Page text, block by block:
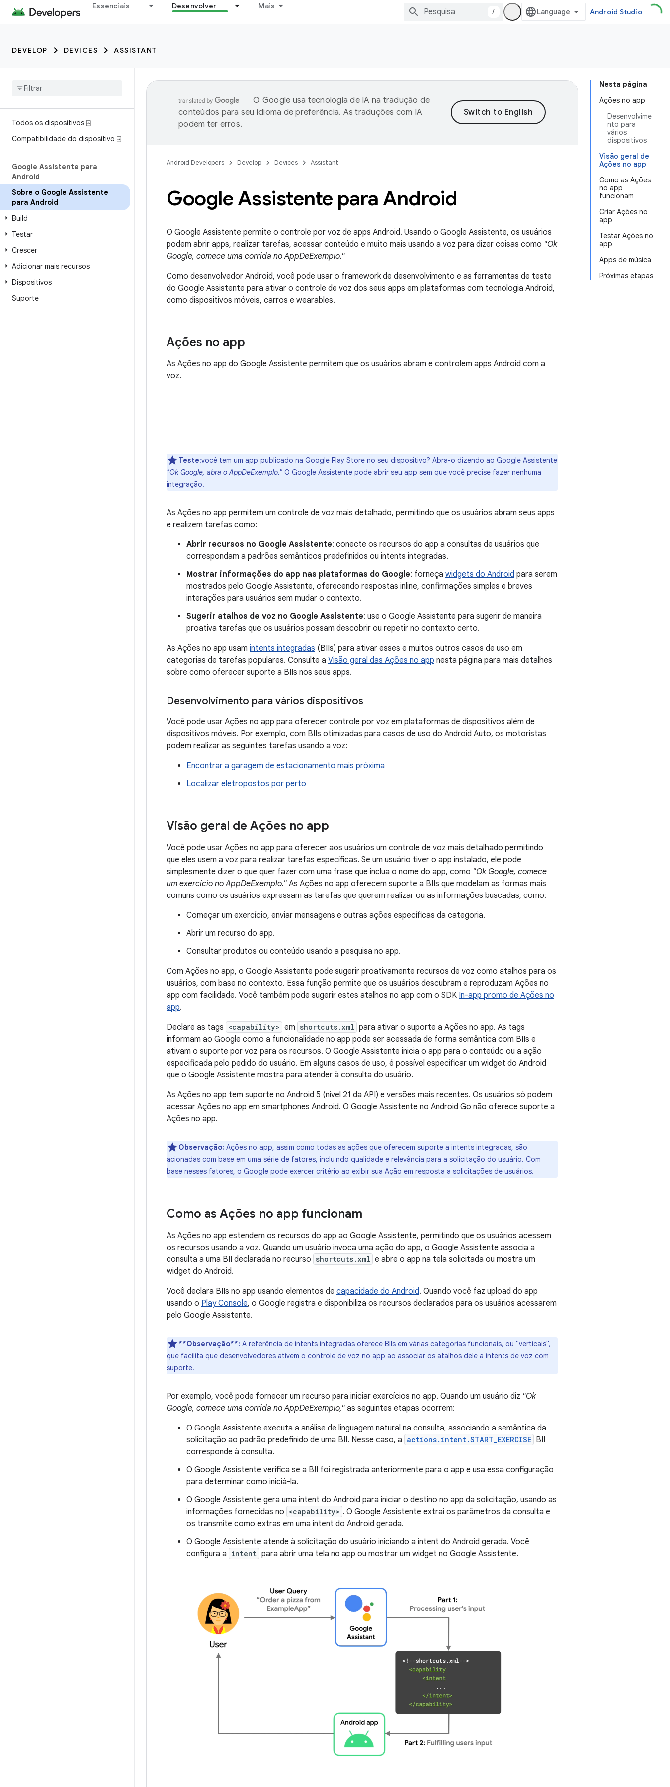
Essenciais Desenvolver Mais
/ Android Studio
DEVELOP DEVICES ASSISTANT
Todos os dispositivos ⍈
Compatibilidade do dispositivo ⍈
Google Assistente para
Android
Sobre o Google Assistente
para Android
Build
Testar
Crescer
Adicionar mais recursos
Dispositivos
Suporte
Nesta página
Ações no app
Desenvolvime
nto para
vários
dispositivos
Visão geral de
Ações no app
Como as Ações
no app
funcionam
Criar Ações no
app
Testar Ações no
app
Apps de música
Próximas etapas
O Google usa tecnologia de IA na tradução de
conteúdos para seu idioma de preferência. As traduções com IA
podem ter erros.
Android Developers Develop Devices Assistant
Google Assistente para Android
O Google Assistente permite o controle por voz de apps Android. Usando o Google Assistente, os usuários
podem abrir apps, realizar tarefas, acessar conteúdo e muito mais usando a voz para dizer coisas como "Ok
Google, comece uma corrida no AppDeExemplo."
Como desenvolvedor Android, você pode usar o framework de desenvolvimento e as ferramentas de teste
do Google Assistente para ativar o controle de voz dos seus apps em plataformas com tecnologia Android,
como dispositivos móveis, carros e wearables.
Ações no app
As Ações no app do Google Assistente permitem que os usuários abram e controlem apps Android com a
voz.
Teste:você tem um app publicado na Google Play Store no seu dispositivo? Abra-o dizendo ao Google Assistente
"Ok Google, abra o AppDeExemplo." O Google Assistente pode abrir seu app sem que você precise fazer nenhuma
integração.
As Ações no app permitem um controle de voz mais detalhado, permitindo que os usuários abram seus apps
e realizem tarefas como:
Abrir recursos no Google Assistente: conecte os recursos do app a consultas de usuários que
correspondam a padrões semânticos predefinidos ou intents integradas.
Mostrar informações do app nas plataformas do Google: forneça widgets do Android para serem
mostrados pelo Google Assistente, oferecendo respostas inline, confirmações simples e breves
interações para usuários sem mudar o contexto.
Sugerir atalhos de voz no Google Assistente: use o Google Assistente para sugerir de maneira
proativa tarefas que os usuários possam descobrir ou repetir no contexto certo.
As Ações no app usam intents integradas (BIIs) para ativar esses e muitos outros casos de uso em
categorias de tarefas populares. Consulte a Visão geral das Ações no app nesta página para mais detalhes
sobre como oferecer suporte a BIIs nos seus apps.
Desenvolvimento para vários dispositivos
Você pode usar Ações no app para oferecer controle por voz em plataformas de dispositivos além de
dispositivos móveis. Por exemplo, com BIIs otimizadas para casos de uso do Android Auto, os motoristas
podem realizar as seguintes tarefas usando a voz:
Encontrar a garagem de estacionamento mais próxima
Localizar eletropostos por perto
Visão geral de Ações no app
Você pode usar Ações no app para oferecer aos usuários um controle de voz mais detalhado permitindo
que eles usem a voz para realizar tarefas específicas. Se um usuário tiver o app instalado, ele pode
simplesmente dizer o que quer fazer com uma frase que inclua o nome do app, como "Ok Google, comece
um exercício no AppDeExemplo." As Ações no app oferecem suporte a BIIs que modelam as formas mais
comuns como os usuários expressam as tarefas que querem realizar ou as informações buscadas, como:
Começar um exercício, enviar mensagens e outras ações específicas da categoria.
Abrir um recurso do app.
Consultar produtos ou conteúdo usando a pesquisa no app.
Com Ações no app, o Google Assistente pode sugerir proativamente recursos de voz como atalhos para os
usuários, com base no contexto. Essa função permite que os usuários descubram e reproduzam Ações no
app com facilidade. Você também pode sugerir estes atalhos no app com o SDK In-app promo de Ações no
app.
Declare as tags <capability> em shortcuts.xml para ativar o suporte a Ações no app. As tags
informam ao Google como a funcionalidade no app pode ser acessada de forma semântica com BIIs e
ativam o suporte por voz para os recursos. O Google Assistente inicia o app para o conteúdo ou a ação
especificada pelo pedido do usuário. Em alguns casos de uso, é possível especificar um widget do Android
que o Google Assistente mostra para atender à consulta do usuário.
As Ações no app tem suporte no Android 5 (nível 21 da API) e versões mais recentes. Os usuários só podem
acessar Ações no app em smartphones Android. O Google Assistente no Android Go não oferece suporte a
Ações no app.
Observação: Ações no app, assim como todas as ações que oferecem suporte a intents integradas, são
acionadas com base em uma série de fatores, incluindo qualidade e relevância para a solicitação do usuário. Com
base nesses fatores, o Google pode exercer critério ao exibir sua Ação em resposta a solicitações de usuários.
Como as Ações no app funcionam
As Ações no app estendem os recursos do app ao Google Assistente, permitindo que os usuários acessem
os recursos usando a voz. Quando um usuário invoca uma ação do app, o Google Assistente associa a
consulta a uma BII declarada no recurso shortcuts.xml e abre o app na tela solicitada ou mostra um
widget do Android.
Você declara BIIs no app usando elementos de capacidade do Android. Quando você faz upload do app
usando o Play Console, o Google registra e disponibiliza os recursos declarados para os usuários acessarem
pelo Google Assistente.
**Observação**: A referência de intents integradas oferece BIIs em várias categorias funcionais, ou "verticais",
que facilita que desenvolvedores ativem o controle de voz no app ao associar os atalhos dele a intents de voz com
suporte.
Por exemplo, você pode fornecer um recurso para iniciar exercícios no app. Quando um usuário diz "Ok
Google, comece uma corrida no AppDeExemplo," as seguintes etapas ocorrem:
O Google Assistente executa a análise de linguagem natural na consulta, associando a semântica da
solicitação ao padrão predefinido de uma BII. Nesse caso, a actions.intent.START_EXERCISE BII
corresponde à consulta.
O Google Assistente verifica se a BII foi registrada anteriormente para o app e usa essa configuração
para determinar como iniciá-la.
O Google Assistente gera uma intent do Android para iniciar o destino no app da solicitação, usando as
informações fornecidas no <capability> . O Google Assistente extrai os parâmetros da consulta e
os transmite como extras em uma intent do Android gerada.
O Google Assistente atende à solicitação do usuário iniciando a intent do Android gerada. Você
configura a intent para abrir uma tela no app ou mostrar um widget no Google Assistente.